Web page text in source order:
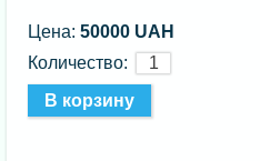
Цена:50000 UAH
Количество: